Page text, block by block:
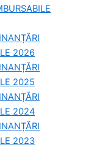
2026
2025
2024
2023